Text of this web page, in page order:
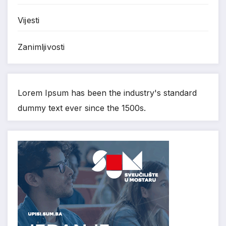
Vijesti
Zanimljivosti
Lorem Ipsum has been the industry's standard
dummy text ever since the 1500s.